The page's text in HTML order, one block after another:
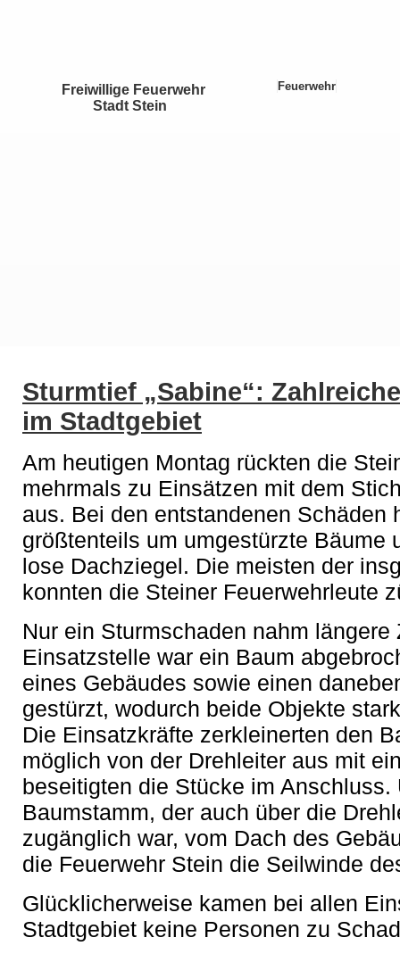
Freiwillige Feuerwehr
Stadt Stein
Feuerwehr
Sturmtief „Sabine“:
im Stadtgebiet
Am heutigen Montag rückten die
mehrmals zu Einsätzen mit dem
aus. Bei den entstandenen Schäden
größtenteils um umgestürzte Bäume
lose Dachziegel. Die meisten der
konnten die Steiner Feuerwehrleute
Nur ein Sturmschaden nahm
Einsatzstelle war ein Baum
eines Gebäudes sowie einen
gestürzt, wodurch beide Objekte
Die Einsatzkräfte zerkleinerten den
möglich von der Drehleiter aus mit
beseitigten die Stücke im Anschluss.
Baumstamm, der auch über die
zugänglich war, vom Dach des
die Feuerwehr Stein die Seilwinde
Glücklicherweise kamen bei allen
Stadtgebiet keine Personen zu